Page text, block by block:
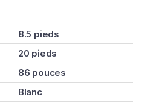
8.5 pieds
20 pieds
86 pouces
Blanc